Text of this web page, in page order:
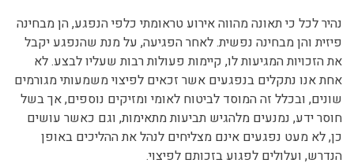
נהיר לכל כי תאונה מהווה אירוע טראומתי כלפי הנפגע, הן מבחינה
פיזית והן מבחינה נפשית. לאחר הפגיעה, על מנת שהנפגע יקבל
את הזכויות המגיעות לו, קיימות פעולות רבות שעליו לבצע. לא
אחת אנו נתקלים בנפגעים אשר זכאים לפיצוי משמעותי מגורמים
שונים, ובכלל זה המוסד לביטוח לאומי ומזיקים נוספים, אך בשל
חוסר ידע, נמנעים מלהגיש תביעות מתאימות, וגם כאשר עושים
כן, לא מעט נפגעים אינם מצליחים לנהל את ההליכים באופן
הנדרש, ועלולים לפגוע בזכותם לפיצוי.